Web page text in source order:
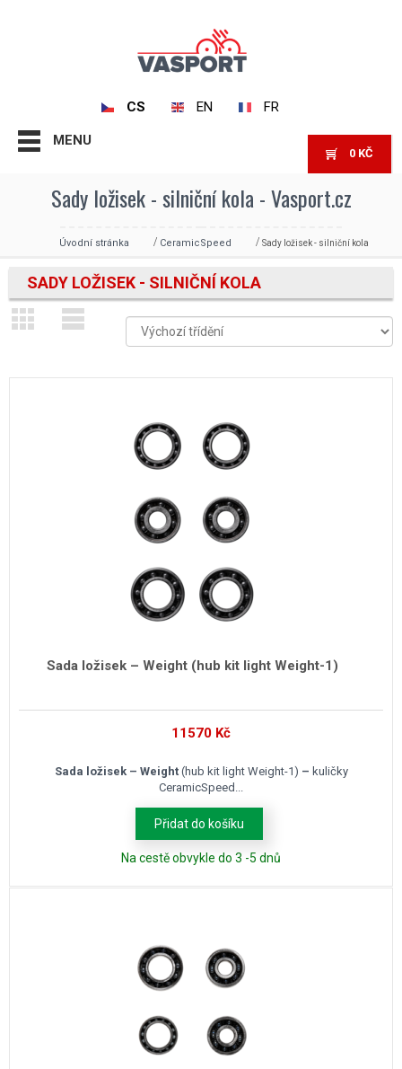
CS EN FR
MENU
0 KČ
Sady ložisek - silniční kola - Vasport.cz
Úvodní stránka CeramicSpeed Sady ložisek - silniční kola
SADY LOŽISEK - SILNIČNÍ KOLA
Sada ložisek – Weight (hub kit light Weight-1)
11570 Kč
Sada ložisek – Weight (hub kit light Weight-1) – kuličky
CeramicSpeed...
Přidat do košíku
Na cestě obvykle do 3 -5 dnů